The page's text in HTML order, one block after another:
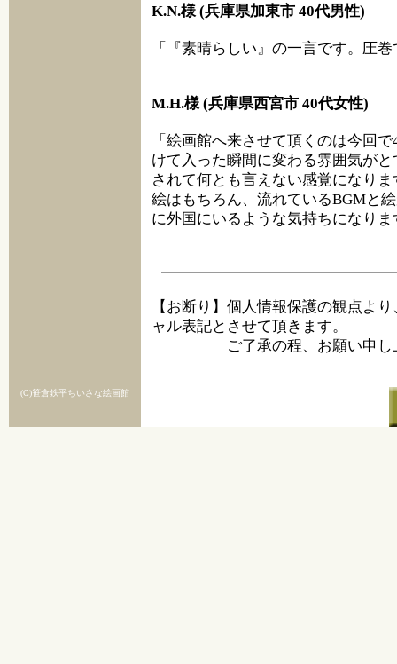
K.N.様 (兵庫県加東市 40代男性)
「『素晴らしい』の一言です。圧
M.H.様 (兵庫県西宮市 40代女性)
「絵画館へ来させて頂くのは今回
けて入った瞬間に変わる雰囲気が
されて何とも言えない感覚になりま
絵はもちろん、流れているBGMと
に外国にいるような気持ちになりま
【お断り】個人情報保護の観点よ
ャル表記とさせて頂きます。
ご了承の程、お願い申し上
(C)笹倉鉄平ちいさな絵画館